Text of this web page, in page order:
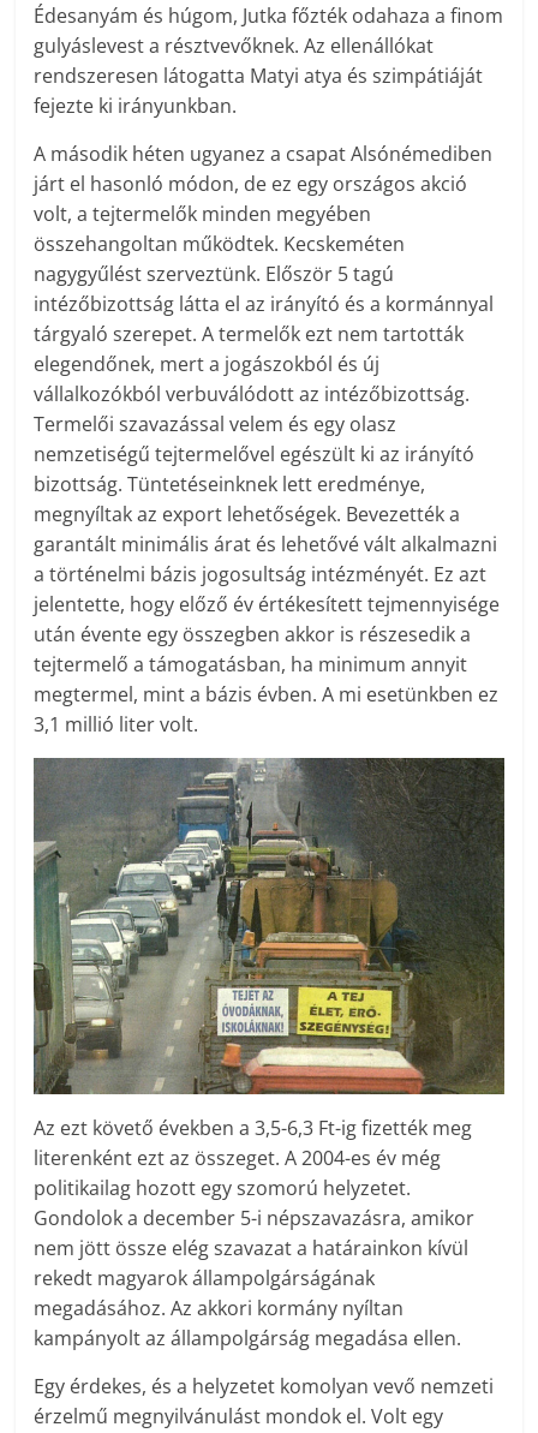
Édesanyám és húgom, Jutka főzték odahaza a finom
gulyáslevest a résztvevőknek. Az ellenállókat
rendszeresen látogatta Matyi atya és szimpátiáját
fejezte ki irányunkban.
A második héten ugyanez a csapat Alsónémediben
járt el hasonló módon, de ez egy országos akció
volt, a tejtermelők minden megyében
összehangoltan működtek. Kecskeméten
nagygyűlést szerveztünk. Először 5 tagú
intézőbizottság látta el az irányító és a kormánnyal
tárgyaló szerepet. A termelők ezt nem tartották
elegendőnek, mert a jogászokból és új
vállalkozókból verbuválódott az intézőbizottság.
Termelői szavazással velem és egy olasz
nemzetiségű tejtermelővel egészült ki az irányító
bizottság. Tüntetéseinknek lett eredménye,
megnyíltak az export lehetőségek. Bevezették a
garantált minimális árat és lehetővé vált alkalmazni
a történelmi bázis jogosultság intézményét. Ez azt
jelentette, hogy előző év értékesített tejmennyisége
után évente egy összegben akkor is részesedik a
tejtermelő a támogatásban, ha minimum annyit
megtermel, mint a bázis évben. A mi esetünkben ez
3,1 millió liter volt.
Az ezt követő években a 3,5-6,3 Ft-ig fizették meg
literenként ezt az összeget. A 2004-es év még
politikailag hozott egy szomorú helyzetet.
Gondolok a december 5-i népszavazásra, amikor
nem jött össze elég szavazat a határainkon kívül
rekedt magyarok állampolgárságának
megadásához. Az akkori kormány nyíltan
kampányolt az állampolgárság megadása ellen.
Egy érdekes, és a helyzetet komolyan vevő nemzeti
érzelmű megnyilvánulást mondok el. Volt egy